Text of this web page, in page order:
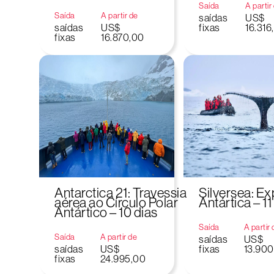
Saída
saídas
fixas
A partir de
US$
16.870,00
Saída
saídas
fixas
A partir
US$
Antarctica 21: Travessia
aérea ao Círculo Polar
Antártico – 10 dias
Saída
saídas
fixas
A partir de
US$
24.995,00
Silversea:
Antártica –
Saída
saídas
fixas
A partir
US$